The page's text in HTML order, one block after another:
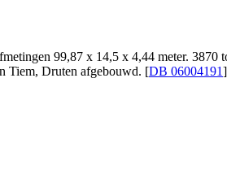
99,87 x 14,5 x 4,44 meter. 3870
Tiem, Druten afgebouwd. [DB 06004191]